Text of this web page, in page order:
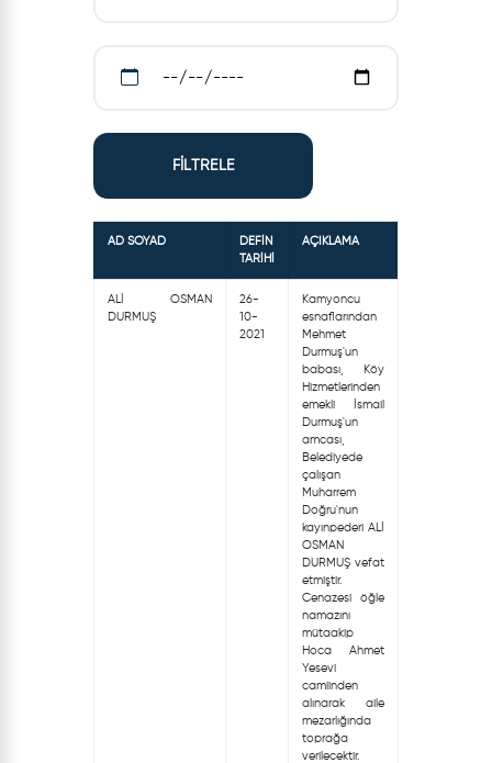
FİLTRELE
AD SOYAD
DEFİN
TARİHİ
AÇIKLAMA
ALİ OSMAN
DURMUŞ
26-
10-
2021
Kamyoncu
esnaflarından
Mehmet
Durmuş'un
babası, Köy
Hizmetlerinden
emekli İsmail
Durmuş'un
amcası,
Belediyede
çalışan
Muharrem
Doğru'nun
kayınpederi ALİ
OSMAN
DURMUŞ vefat
etmiştir.
Cenazesi öğle
namazını
mütaakip
Hoca Ahmet
Yesevi
camiinden
alınarak aile
mezarlığında
toprağa
verilecektir.